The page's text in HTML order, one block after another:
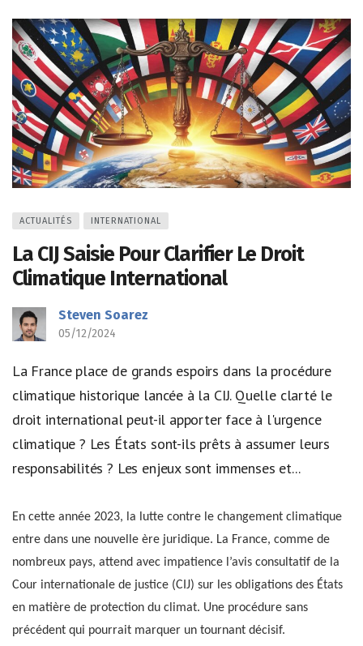
ACTUALITÉS INTERNATIONAL
La CIJ Saisie Pour Clarifier Le Droit
Climatique International
Steven Soarez
05/12/2024
La France place de grands espoirs dans la procédure
climatique historique lancée à la CIJ. Quelle clarté le
droit international peut-il apporter face à l'urgence
climatique ? Les États sont-ils prêts à assumer leurs
responsabilités ? Les enjeux sont immenses et...
En cette année 2023, la lutte contre le changement climatique
entre dans une nouvelle ère juridique. La France, comme de
nombreux pays, attend avec impatience l’avis consultatif de la
Cour internationale de justice (CIJ) sur les obligations des États
en matière de protection du climat. Une procédure sans
précédent qui pourrait marquer un tournant décisif.